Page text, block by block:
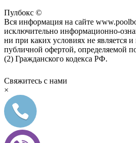
Пулбокс ©
Вся информация на сайте
исключительно информационно-
ни при каких условиях не является и
публичной офертой, определяемой
(2) Гражданского кодекса РФ.
Свяжитесь с нами
×